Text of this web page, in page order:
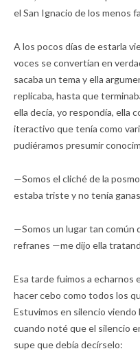
el San Ignacio de los menos
A los pocos días de estarla
voces se convertían en
sacaba un tema y ella
replicaba, hasta que
ella decía, yo respondía, ella
iteractivo que tenía como
pudiéramos presumir
—Somos el cliché de la
estaba triste y no tenía
—Somos un lugar tan común
refranes —me dijo ella
Esa tarde fuimos a echarnos
hacer cebo como todos los
Estuvimos en silencio viendo
cuando noté que el silencio
supe que debía decírselo: